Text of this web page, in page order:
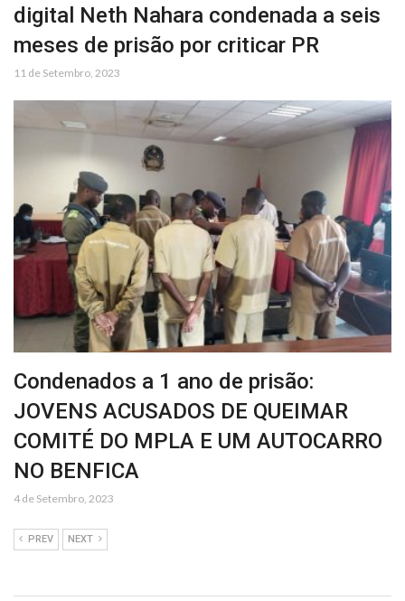
digital Neth Nahara condenada a seis
meses de prisão por criticar PR
11 de Setembro, 2023
Condenados a 1 ano de prisão:
JOVENS ACUSADOS DE QUEIMAR
COMITÉ DO MPLA E UM AUTOCARRO
NO BENFICA
4 de Setembro, 2023
PREV NEXT